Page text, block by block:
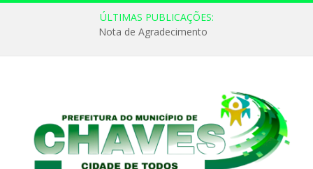
ÚLTIMAS PUBLICAÇÕES:
Nota de Agradecimento